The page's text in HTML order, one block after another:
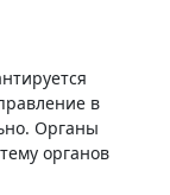
в
Органы
органов